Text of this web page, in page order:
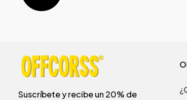
Suscríbete y recibe un 20% de